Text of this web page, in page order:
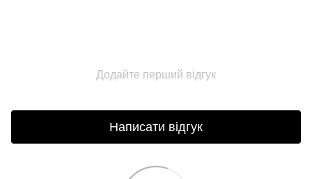
Додайте перший відгук
Написати відгук